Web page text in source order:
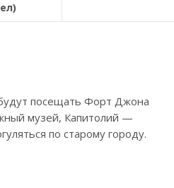
посещать Форт Джона
музей, Капитолий —
по старому городу.